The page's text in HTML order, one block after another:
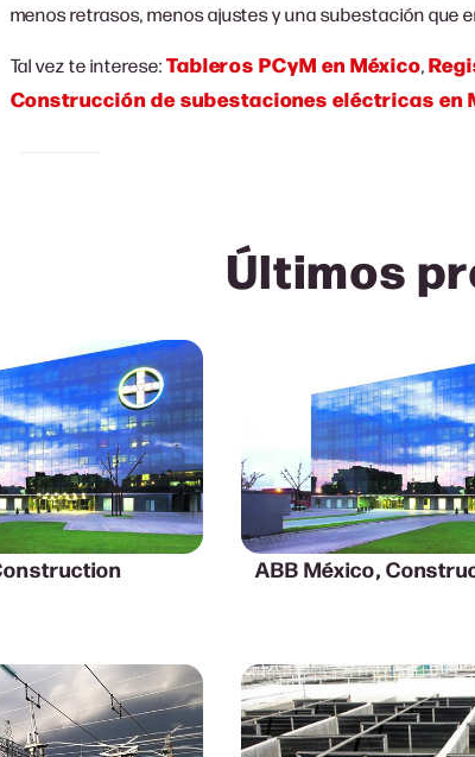
menos retrasos, menos ajustes y una subestación que
Tal vez te interese:Tableros PCyM en México,
Construcción de subestaciones eléctricas en
Últimos
ABB México,